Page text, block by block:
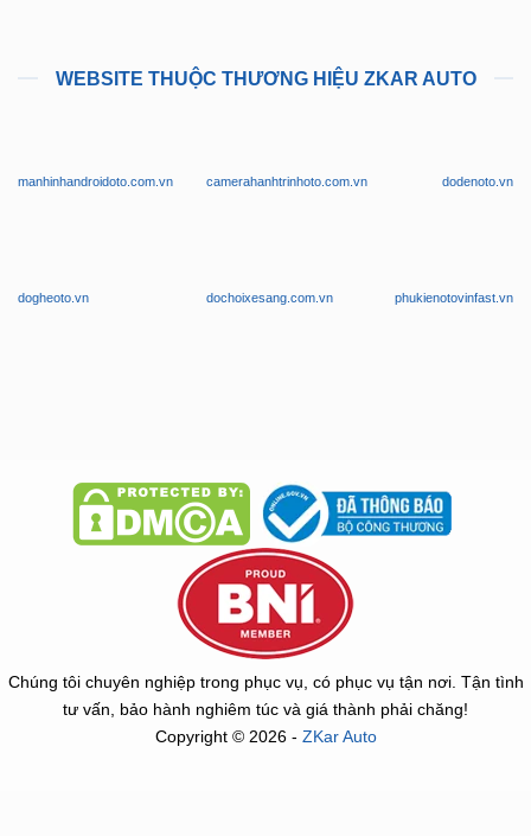
WEBSITE THUỘC THƯƠNG HIỆU ZKAR AUTO
manhinhandroidoto.com.vn camerahanhtrinhoto.com.vn dodenoto.vn
dogheoto.vn dochoixesang.com.vn phukienotovinfast.vn
Chúng tôi chuyên nghiệp trong phục vụ, có phục vụ tận nơi. Tận tình
tư vấn, bảo hành nghiêm túc và giá thành phải chăng!
Copyright © 2026 - ZKar Auto